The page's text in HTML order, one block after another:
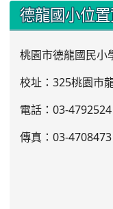
::: 德龍國小位
桃園市德龍國民小
校址：325桃園市
電話：03-4792524
傳真：03-4708473